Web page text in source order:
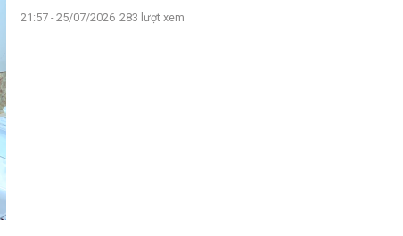
21:57 - 25/07/2026 283 lượt xem